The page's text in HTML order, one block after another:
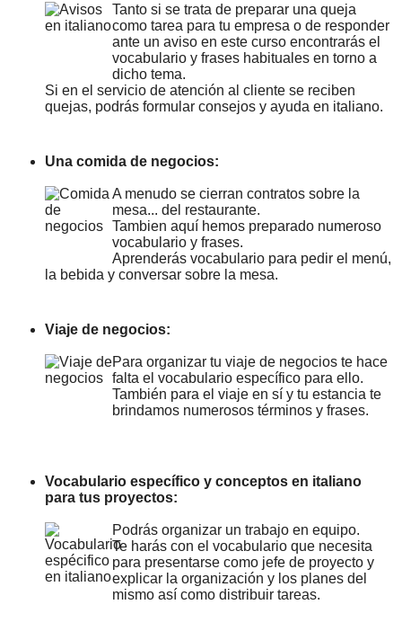
Tanto si se trata de preparar una queja
como tarea para tu empresa o de responder
ante un aviso en este curso encontrarás el
vocabulario y frases habituales en torno a
dicho tema.
Si en el servicio de atención al cliente se reciben
quejas, podrás formular consejos y ayuda en italiano.
Una comida de negocios:
A menudo se cierran contratos sobre la
mesa... del restaurante.
Tambien aquí hemos preparado numeroso
vocabulario y frases.
Aprenderás vocabulario para pedir el menú,
la bebida y conversar sobre la mesa.
Viaje de negocios:
Para organizar tu viaje de negocios te hace
falta el vocabulario específico para ello.
También para el viaje en sí y tu estancia te
brindamos numerosos términos y frases.
Vocabulario específico y conceptos en italiano
para tus proyectos:
Podrás organizar un trabajo en equipo.
Te harás con el vocabulario que necesita
para presentarse como jefe de proyecto y
explicar la organización y los planes del
mismo así como distribuir tareas.